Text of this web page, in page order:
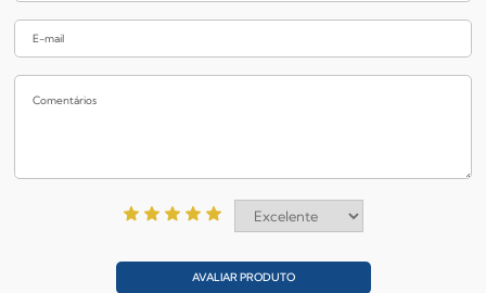
AVALIAR PRODUTO